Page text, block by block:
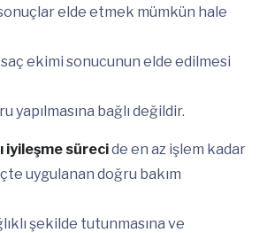
elde etmek mümkün hale
saç ekimi sonucunun elde edilmesi
yapılmasına bağlı değildir.
iyileşme sürecide en az işlem kadar
uygulanan doğru bakım
şekilde tutunmasına ve